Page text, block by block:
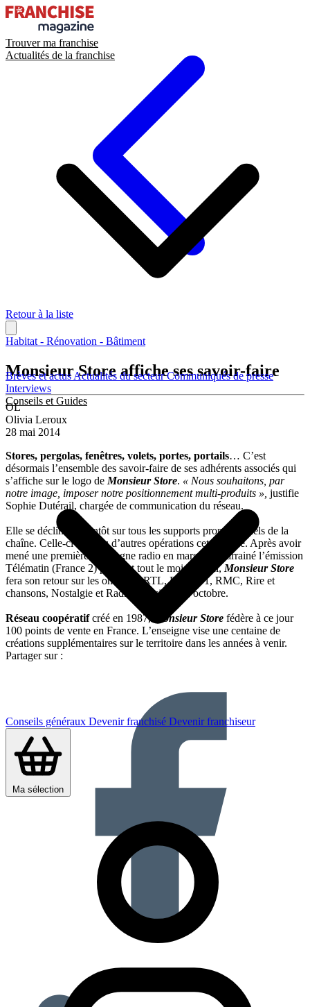
Trouver ma franchise
Actualités de la franchise
Brèves et actusActualités du secteurCommuniqués de presse
Interviews
Conseils et Guides
Conseils généraux Devenir franchisé Devenir franchiseur
Ma sélection
Retour à la liste
Habitat - Rénovation - Bâtiment
Monsieur Store affiche ses savoir-faire
OL
Olivia Leroux
28 mai 2014
Stores, pergolas, fenêtres, volets, portes, portails… C’est
désormais l’ensemble des savoir-faire de ses adhérents associés qui
s’affiche sur le logo de Monsieur Store. « Nous souhaitons, par
notre image, imposer notre positionnement multi-produits », justifie
Sophie Dutérail, chargée de communication du réseau.
Elle se déclinera bientôt sur tous les supports promotionnels de la
chaîne. Celle-ci a prévu d’autres opérations cette année. Après avoir
mené une première campagne radio en mars puis parrainé l’émission
Télématin (France 2) pendant tout le mois d’avril,Monsieur Store
fera son retour sur les ondes de RTL, Europe 1, RMC, Rire et
chansons, Nostalgie et Radio Classique en octobre.
Réseau coopératifcréé en 1987, Monsieur Store fédère à ce jour
100 points de vente en France. L’enseigne vise une centaine de
créations supplémentaires sur le territoire dans les années à venir.
Partager sur :